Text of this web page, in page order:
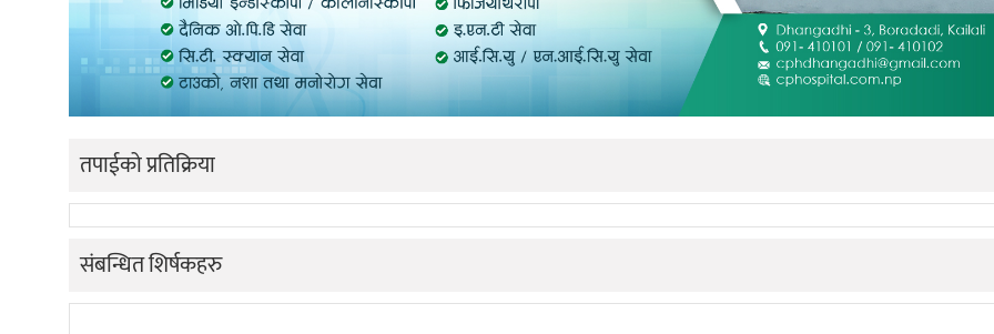
तपाईको प्रतिक्रिया
संबन्धित शिर्षकहरु